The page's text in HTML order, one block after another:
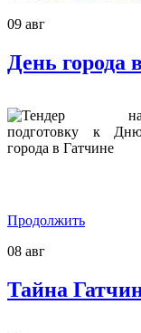
09 авг
День города
Продолжить
08 авг
Тайна